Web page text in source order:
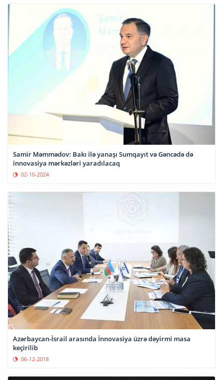
Samir Məmmədov: Bakı ilə yanaşı Sumqayıt və Gəncədə də
innovasiya mərkəzləri yaradılacaq
02-10-2024
Azərbaycan-İsrail arasında İnnovasiya üzrə dəyirmi masa
keçirilib
06-12-2018